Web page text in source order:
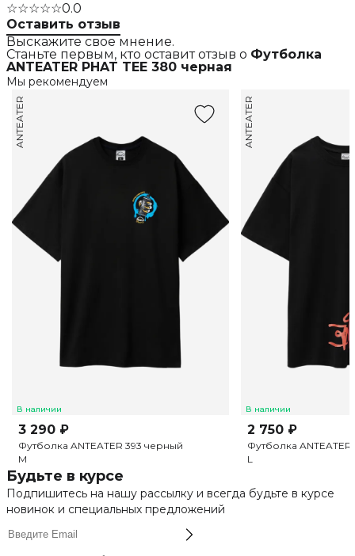
☆☆☆☆☆0.0
Оставить отзыв
Выскажите свое мнение.
Станьте первым, кто оставит отзыв о Футболка
ANTEATER PHAT TEE 380 черная
Мы рекомендуем
В наличии
ANTEATER
3 290 ₽
Футболка ANTEATER 393 черный
M
В наличии
ANTEATER
2 750 ₽
Футболка
L
Будьте в курсе
Подпишитесь на нашу рассылку и всегда будьте в курсе
новинок и специальных предложений